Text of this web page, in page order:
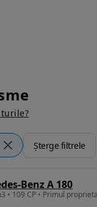
Șterge filtrele
Benz A 180
• 109 CP • Primul